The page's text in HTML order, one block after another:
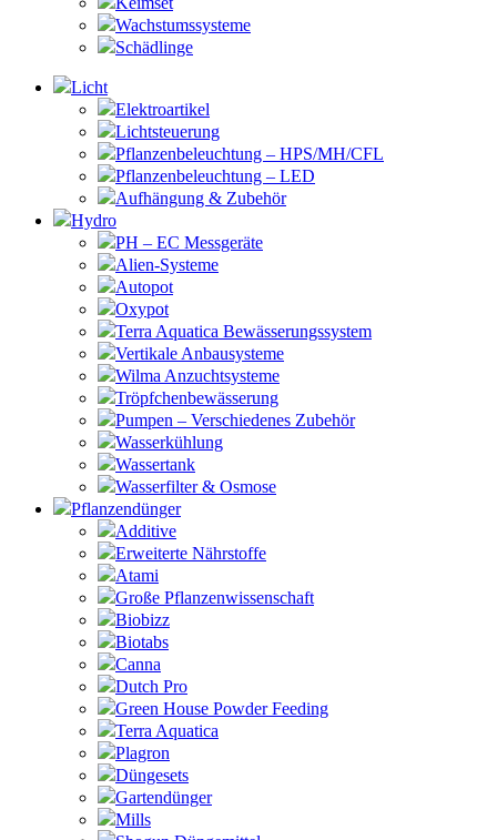
Wachstumssysteme
Schädlinge
Licht
Elektroartikel
Lichtsteuerung
Pflanzenbeleuchtung – HPS/MH/CFL
Pflanzenbeleuchtung – LED
Aufhängung & Zubehör
Hydro
PH – EC Messgeräte
Alien-Systeme
Autopot
Oxypot
Terra Aquatica Bewässerungssystem
Vertikale Anbausysteme
Wilma Anzuchtsysteme
Tröpfchenbewässerung
Pumpen – Verschiedenes Zubehör
Wasserkühlung
Wassertank
Wasserfilter & Osmose
Pflanzendünger
Additive
Erweiterte Nährstoffe
Atami
Große Pflanzenwissenschaft
Biobizz
Biotabs
Canna
Dutch Pro
Green House Powder Feeding
Terra Aquatica
Plagron
Düngesets
Gartendünger
Mills